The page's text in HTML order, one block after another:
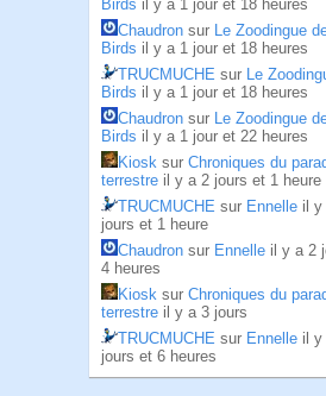
Birds il y a 1 jour et 18 heures
Chaudron sur Le Zoodingue
Birds il y a 1 jour et 18 heures
TRUCMUCHE sur Le
Birds il y a 1 jour et 18 heures
Chaudron sur Le Zoodingue
Birds il y a 1 jour et 22 heures
Kiosk sur Chroniques du
terrestre il y a 2 jours et 1 heure
TRUCMUCHE sur Ennelle il y
jours et 1 heure
Chaudron sur Ennelle il y a 2
4 heures
Kiosk sur Chroniques du
terrestre il y a 3 jours
TRUCMUCHE sur Ennelle il y
jours et 6 heures